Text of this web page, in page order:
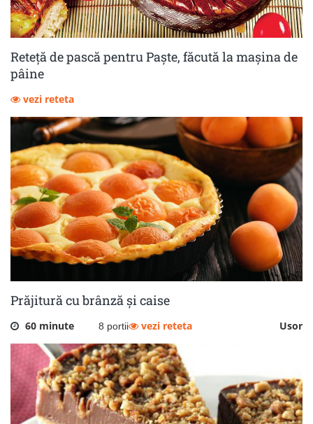
Reteță de pască pentru Paște, făcută la mașina de
pâine
vezi reteta
Prăjitură cu brânză și caise
60 minute 8 portii Usor
vezi reteta